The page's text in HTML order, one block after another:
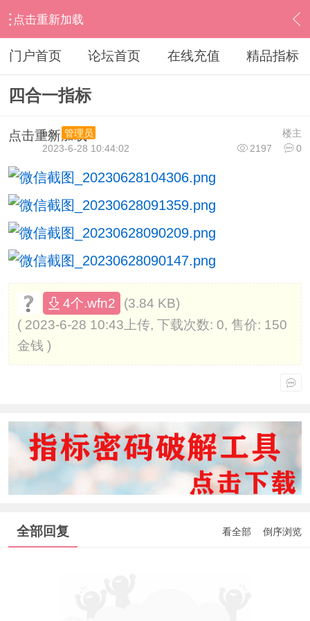
点击重新加载
› 其他股票软件 › 倚天和青岛北方和日月明 › 内容
门户首页 论坛首页 在线充值 精品指标
四合一指标
点击重新加载 楼主
hzx
管理员
2197
0
2023-6-28 10:44:02
4个.wfn2
(3.84 KB)
( 2023-6-28 10:43上传, 下载次数: 0, 售价: 150
金钱 )
全部回复 看全部 倒序浏览